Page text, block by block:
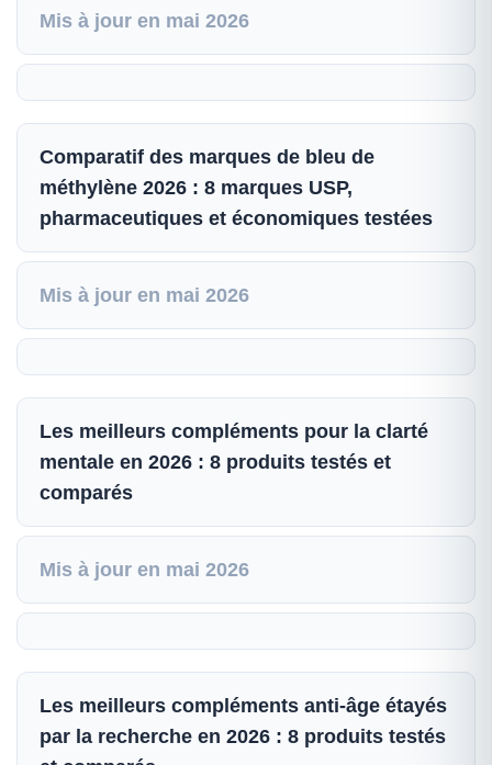
Mis à jour en mai 2026
Comparatif des marques de bleu de
méthylène 2026 : 8 marques USP,
pharmaceutiques et économiques testées
Mis à jour en mai 2026
Les meilleurs compléments pour la clarté
mentale en 2026 : 8 produits testés et
comparés
Mis à jour en mai 2026
Les meilleurs compléments anti-âge étayés
par la recherche en 2026 : 8 produits testés